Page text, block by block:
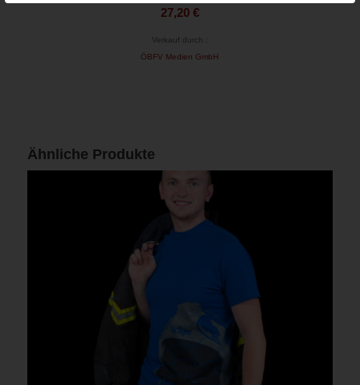
27,20 €
Verkauf durch :
ÖBFV Medien GmbH
Ähnliche Produkte